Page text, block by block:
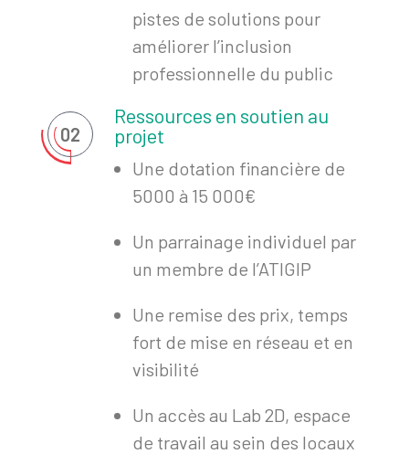
pistes de solutions pour
améliorer l’inclusion
professionnelle du public
02
Ressources en soutien au
projet
Une dotation financière de
5000 à 15 000€
Un parrainage individuel par
un membre de l’ATIGIP
Une remise des prix, temps
fort de mise en réseau et en
visibilité
Un accès au Lab 2D, espace
de travail au sein des locaux